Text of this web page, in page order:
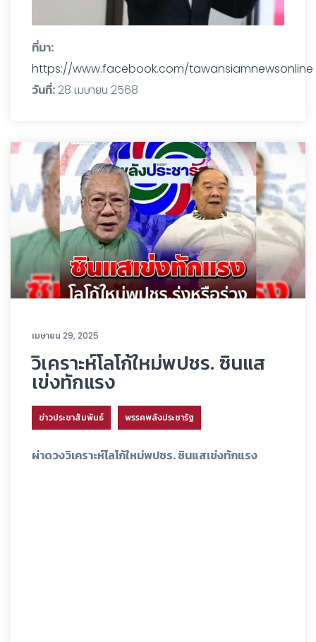
ที่มา:
https://www.facebook.com/tawansiamnewsonline
วันที่: 28 เมษายน 2568
เมษายน 29, 2025
วิเคราะห์โลโก้ใหม่พปชร. ซินแส
เข่งทักแรง
ข่าวประชาสัมพันธ์ พรรคพลังประชารัฐ
ผ่าดวงวิเคราะห์โลโก้ใหม่พปชร. ซินแสเข่งทักแรง